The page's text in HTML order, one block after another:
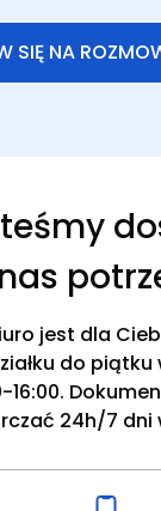
SIĘ NA
jest dla
do piątku
16:00.
24h/7 dni